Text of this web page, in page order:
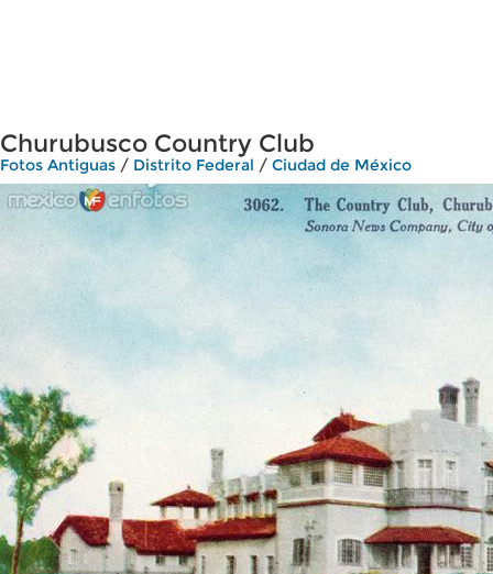
Churubusco Country Club
Fotos Antiguas / Distrito Federal / Ciudad de México